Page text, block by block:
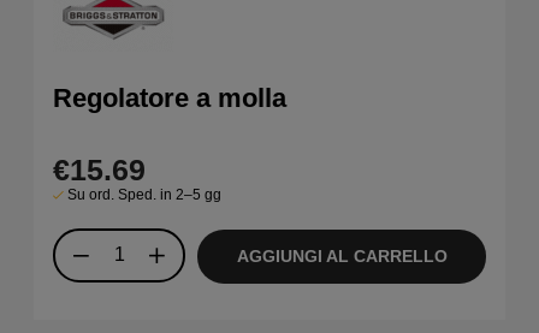
Regolatore a molla
€15.69
Su ord. Sped. in 2–5 gg
AGGIUNGI AL CARRELLO